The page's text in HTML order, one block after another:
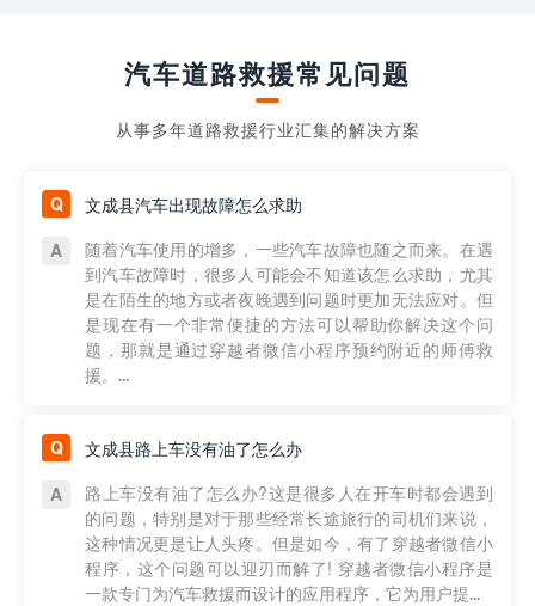
汽车道路救援常见问题
从事多年道路救援行业汇集的解决方案
文成县汽车出现故障怎么求助
随着汽车使用的增多，一些汽车故障也随之而来。在遇
到汽车故障时，很多人可能会不知道该怎么求助，尤其
是在陌生的地方或者夜晚遇到问题时更加无法应对。但
是现在有一个非常便捷的方法可以帮助你解决这个问
题，那就是通过穿越者微信小程序预约附近的师傅救
援。...
文成县路上车没有油了怎么办
路上车没有油了怎么办?这是很多人在开车时都会遇到
的问题，特别是对于那些经常长途旅行的司机们来说，
这种情况更是让人头疼。但是如今，有了穿越者微信小
程序，这个问题可以迎刃而解了! 穿越者微信小程序是
一款专门为汽车救援而设计的应用程序，它为用户提...